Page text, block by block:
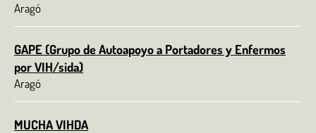
Aragó
GAPE (Grupo de Autoapoyo a Portadores y Enfermos
por VIH/sida)
Aragó
MUCHA VIHDA